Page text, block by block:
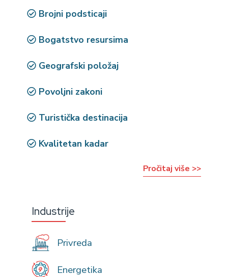
Brojni podsticaji
Bogatstvo resursima
Geografski položaj
Povoljni zakoni
Turistička destinacija
Kvalitetan kadar
Pročitaj više >>
Industrije
Privreda
Energetika